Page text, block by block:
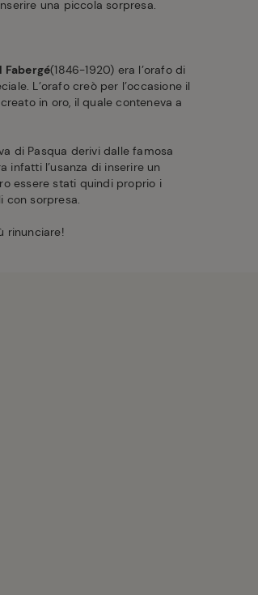
una piccola sorpresa.
Fabergé(1846-1920) era l’orafo di
L’orafo creò per l’occasione il
in oro, il quale conteneva a
di Pasqua derivi dalle famosa
infatti l’usanza di inserire un
essere stati quindi proprio i
con sorpresa.
rinunciare!